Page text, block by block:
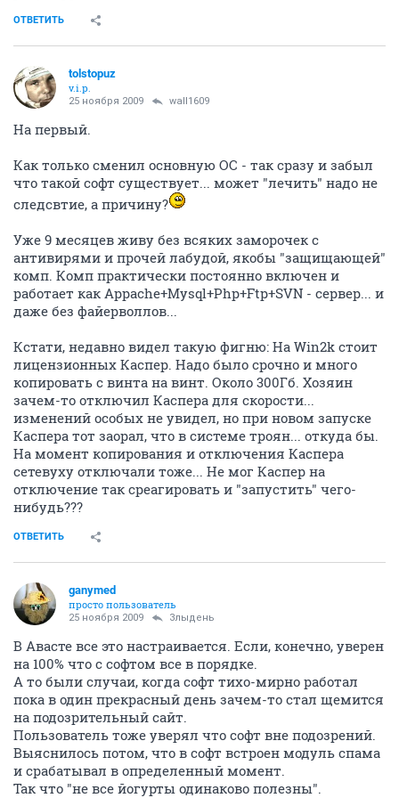
ОТВЕТИТЬ
tolstopuz
v.i.p.
25 ноября 2009 wall1609
На первый.
Как только сменил основную ОС - так сразу и забыл
что такой софт существует... может "лечить" надо не
следсвтие, а причину?
Уже 9 месяцев живу без всяких заморочек с
антивирями и прочей лабудой, якобы "защищающей"
комп. Комп практически постоянно включен и
работает как Appache+Mysql+Php+Ftp+SVN - сервер... и
даже без файерволлов...
Кстати, недавно видел такую фигню: На Win2k стоит
лицензионных Каспер. Надо было срочно и много
копировать с винта на винт. Около 300Гб. Хозяин
зачем-то отключил Каспера для скорости...
изменений особых не увидел, но при новом запуске
Каспера тот заорал, что в системе троян... откуда бы.
На момент копирования и отключения Каспера
сетевуху отключали тоже... Не мог Каспер на
отключение так среагировать и "запустить" чего-
нибудь???
ОТВЕТИТЬ
ganymed
просто пользователь
25 ноября 2009 Злыдень
В Авасте все это настраивается. Если, конечно, уверен
на 100% что с софтом все в порядке.
А то были случаи, когда софт тихо-мирно работал
пока в один прекрасный день зачем-то стал щемится
на подозрительный сайт.
Пользователь тоже уверял что софт вне подозрений.
Выяснилось потом, что в софт встроен модуль спама
и срабатывал в определенный момент.
Так что "не все йогурты одинаково полезны".